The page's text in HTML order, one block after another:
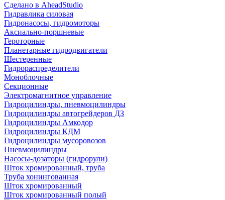
Сделано в AheadStudio
Гидравлика силовая
Гидронасосы, гидромоторы
Аксиально-поршневые
Героторные
Планетарные гидродвигатели
Шестеренные
Гидрораспределители
Моноблочные
Секционные
Электромагнитное управление
Гидроцилиндры, пневмоцилиндры
Гидроцилиндры автогрейдеров ДЗ
Гидроцилиндры Амкодор
Гидроцилиндры КДМ
Гидроцилиндры мусоровозов
Пневмоцилиндры
Насосы-дозаторы (гидрорули)
Шток хромированный, труба
Труба хонингованная
Шток хромированный
Шток хромированный полый